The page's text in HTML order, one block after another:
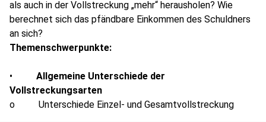
als auch in der Vollstreckung „mehr“ herausholen? Wie
berechnet sich das pfändbare Einkommen des Schuldners
an sich?
Themenschwerpunkte:
•
Allgemeine Unterschiede der
Vollstreckungsarten
o Unterschiede Einzel- und Gesamtvollstreckung